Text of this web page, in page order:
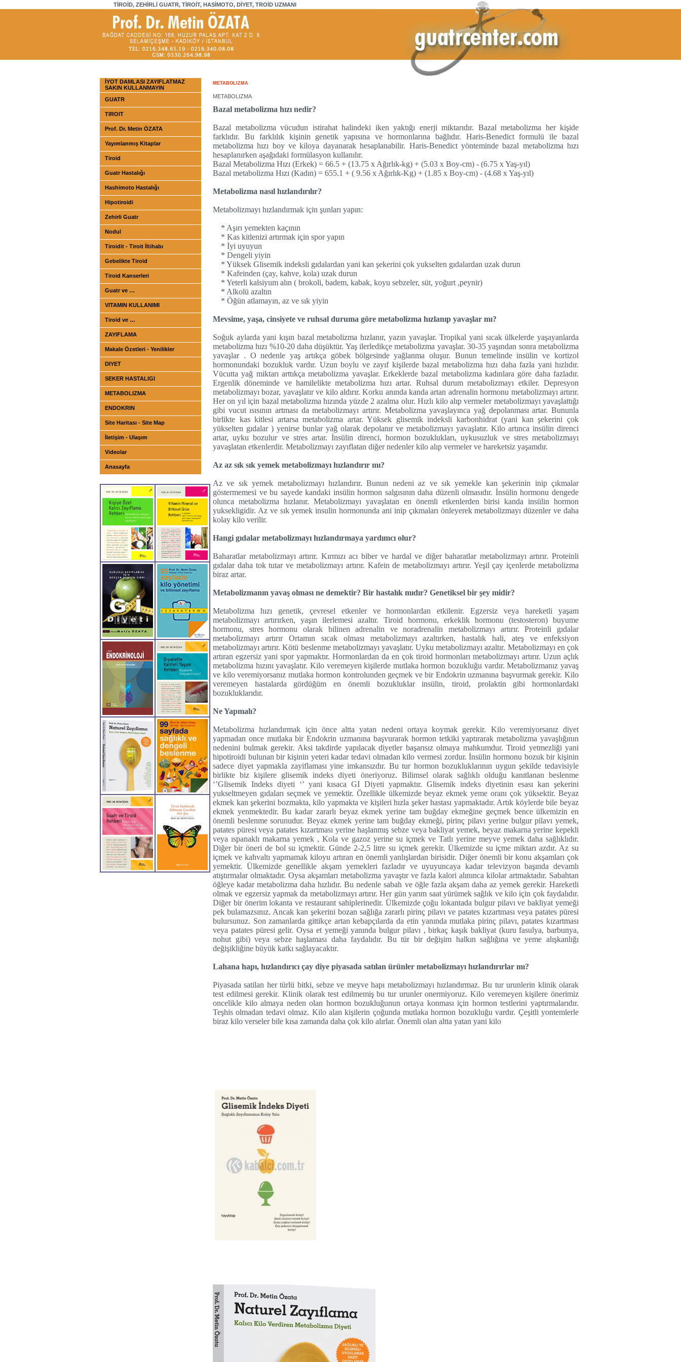
TİROİD, ZEHİRLİ GUATR, TİROİT, HASİMOTO, DİYET, TROİD UZMANI
İYOT DAMLASI ZAYIFLATMAZ
SAKIN KULLANMAYIN
GUATR
TIROIT
Prof. Dr. Metin ÖZATA
Yayımlanmış Kitaplar
Tiroid
Guatr Hastalığı
Hashimoto Hastalığı
Hipotiroidi
Zehirli Guatr
Nodul
Tiroidit - Tiroit İltihabı
Gebelikte Tiroid
Tiroid Kanserleri
Guatr ve …
VITAMIN KULLANIMI
Tiroid ve …
ZAYIFLAMA
Makale Özetleri - Yenilikler
DIYET
SEKER HASTALIGI
METABOLIZMA
ENDOKRIN
Site Haritası - Site Map
İletişim - Ulaşım
Videolar
Anasayfa
METABOLIZMA
METABOLIZMA
Bazal metabolizma hızı nedir?
Bazal metabolizma vücudun istirahat halindeki iken yaktığı enerji miktarıdır. Bazal metabolizma her kişide
farklıdır. Bu farklılık kişinin genetik yapısına ve hormonlarına bağlıdır. Haris-Benedict formulü ile bazal
metabolizma hızı boy ve kiloya dayanarak hesaplanabilir. Haris-Benedict yönteminde bazal metabolizma hızı
hesaplanırken aşağıdaki formülasyon kullanılır.
Bazal Metabolizma Hızı (Erkek) = 66.5 + (13.75 x Ağırlık-kg) + (5.03 x Boy-cm) - (6.75 x Yaş-yıl)
Bazal metabolizma Hızı (Kadın) = 655.1 + ( 9.56 x Ağırlık-Kg) + (1.85 x Boy-cm) - (4.68 x Yaş-yıl)
Metabolizma nasıl hızlandırılır?
Metabolizmayı hızlandırmak için şunları yapın:
* Aşırı yemekten kaçının
* Kas kitlenizi artırmak için spor yapın
* İyi uyuyun
* Dengeli yiyin
* Yüksek Glisemik indeksli gıdalardan yani kan şekerini çok yukselten gıdalardan uzak durun
* Kafeinden (çay, kahve, kola) uzak durun
* Yeterli kalsiyum alın ( brokoli, badem, kabak, koyu sebzeler, süt, yoğurt ,peynir)
* Alkolü azaltın
* Öğün atlamayın, az ve sık yiyin
Mevsime, yaşa, cinsiyete ve ruhsal duruma göre metabolizma hızlanıp yavaşlar mı?
Soğuk aylarda yani kışın bazal metabolizma hızlanır, yazın yavaşlar. Tropikal yani sıcak ülkelerde yaşayanlarda
metabolizma hızı %10-20 daha düşüktür. Yaş ilerledikçe metabolizma yavaşlar. 30-35 yaşından sonra metabolizma
yavaşlar . O nedenle yaş artıkça göbek bölgesinde yağlanma oluşur. Bunun temelinde insülin ve kortizol
hormonundaki bozukluk vardır. Uzun boylu ve zayıf kişilerde bazal metabolizma hızı daha fazla yani hızlıdır.
Vücutta yağ miktarı arttıkça metabolizma yavaşlar. Erkeklerde bazal metabolizma kadınlara göre daha fazladır.
Ergenlik döneminde ve hamilelikte metabolizma hızı artar. Ruhsal durum metabolizmayı etkiler. Depresyon
metabolizmayı bozar, yavaşlatır ve kilo aldırır. Korku anında kanda artan adrenalin hormonu metabolizmayı artırır.
Her on yıl için bazal metabolizma hızında yüzde 2 azalma olur. Hızlı kilo alıp vermeler metabolizmayı yavaşlattığı
gibi vucut ısısının artması da metabolizmayı artırır. Metabolizma yavaşlayınca yağ depolanması artar. Bununla
birlikte kas kitlesi artarsa metabolizma artar. Yüksek glisemik indeksli karbonhidrat (yani kan şekerini çok
yükselten gıdalar ) yenirse bunlar yağ olarak depolanır ve metabolizmayı yavaşlatır. Kilo artınca insülin direnci
artar, uyku bozulur ve stres artar. İnsülin direnci, hormon bozuklukları, uykusuzluk ve stres metabolizmayı
yavaşlatan etkenlerdir. Metabolizmayı zayıflatan diğer nedenler kilo alıp vermeler ve hareketsiz yaşamdır.
Az az sık sık yemek metabolizmayı hızlandırır mı?
Az ve sık yemek metabolizmayı hızlandırır. Bunun nedeni az ve sık yemekle kan şekerinin inip çıkmalar
göstermemesi ve bu sayede kandaki insülin hormon salgısının daha düzenli olmasıdır. İnsülin hormonu dengede
olunca metabolizma hızlanır. Metabolizmayı yavaşlatan en önemli etkenlerden birisi kanda insülin hormon
yuksekligidir. Az ve sık yemek insulin hormonunda ani inip çıkmaları önleyerek metabolizmayı düzenler ve daha
kolay kilo verilir.
Hangi gıdalar metabolizmayı hızlandırmaya yardımcı olur?
Baharatlar metabolizmayı artırır. Kırmızı acı biber ve hardal ve diğer baharatlar metabolizmayı artırır. Proteinli
gıdalar daha tok tutar ve metabolizmayı artırır. Kafein de metabolizmayı artırır. Yeşil çay içenlerde metabolizma
biraz artar.
Metabolizmanın yavaş olması ne demektir? Bir hastalık mıdır? Genetiksel bir şey midir?
Metabolizma hızı genetik, çevresel etkenler ve hormonlardan etkilenir. Egzersiz veya hareketli yaşam
metabolizmayı artırırken, yaşın ilerlemesi azaltır. Tiroid hormonu, erkeklik hormonu (testosteron) buyume
hormonu, stres hormonu olarak bilinen adrenalin ve noradrenalin metabolizmayı artırır. Proteinli gıdalar
metabolizmayı artırır Ortamın sıcak olması metabolizmayı azaltırken, hastalık hali, ateş ve enfeksiyon
metabolizmayı artırır. Kötü beslenme metabolizmayı yavaşlatır. Uyku metabolizmayı azaltır. Metabolizmayı en çok
artıran egzersiz yani spor yapmaktır. Hormonlardan da en çok tiroid hormonları metabolizmayı artırır. Uzun açlık
metabolizma hızını yavaşlatır. Kilo veremeyen kişilerde mutlaka hormon bozukluğu vardır. Metabolizmanız yavaş
ve kilo veremiyorsanız mutlaka hormon kontrolunden geçmek ve bir Endokrin uzmanına başvurmak gerekir. Kilo
veremeyen hastalarda gördüğüm en önemli bozukluklar insülin, tiroid, prolaktin gibi hormonlardaki
bozukluklarıdır.
Ne Yapmalı?
Metabolizma hızlandırmak için önce altta yatan nedeni ortaya koymak gerekir. Kilo veremiyorsanız diyet
yapmadan once mutlaka bir Endokrin uzmanına başvurarak hormon tetkiki yaptırarak metabolizma yavaşlığının
nedenini bulmak gerekir. Aksi takdirde yapılacak diyetler başarısız olmaya mahkumdur. Tiroid yetmezliği yani
hipotiroidi bulunan bir kişinin yeteri kadar tedavi olmadan kilo vermesi zordur. İnsülin hormonu bozuk bir kişinin
sadece diyet yapmakla zayiflaması yine imkansızdır. Bu tur hormon bozukluklarının uygun şekilde tedavisiyle
birlikte biz kişilere glisemik indeks diyeti öneriyoruz. Bilimsel olarak sağlıklı olduğu kanıtlanan beslenme
‘’Glisemik Indeks diyeti ‘’ yani kısaca GI Diyeti yapmaktır. Glisemik indeks diyetinin esası kan şekerini
yukseltmeyen gıdaları seçmek ve yemektir. Özellikle ülkemizde beyaz ekmek yeme oranı çok yüksektir. Beyaz
ekmek kan şekerini bozmakta, kilo yapmakta ve kişileri hızla şeker hastası yapmaktadır. Artık köylerde bile beyaz
ekmek yenmektedir. Bu kadar zararlı beyaz ekmek yerine tam buğday ekmeğine geçmek bence ülkemizin en
önemli beslenme sorunudur. Beyaz ekmek yerine tam buğday ekmeği, pirinç pilavı yerine bulgur pilavı yemek,
patates püresi veya patates kızartması yerine haşlanmış sebze veya bakliyat yemek, beyaz makarna yerine kepekli
veya ıspanaklı makarna yemek , Kola ve gazoz yerine su içmek ve Tatlı yerine meyve yemek daha sağlıklıdır.
Diğer bir öneri de bol su içmektir. Günde 2-2,5 litre su içmek gerekir. Ülkemizde su içme miktarı azdır. Az su
içmek ve kahvaltı yapmamak kiloyu artıran en önemli yanlışlardan birisidir. Diğer önemli bir konu akşamları çok
yemektir. Ülkemizde genellikle akşam yemekleri fazladır ve uyuyuncaya kadar televizyon başında devamlı
atıştırmalar olmaktadır. Oysa akşamları metabolizma yavaştır ve fazla kalori alınınca kilolar artmaktadır. Sabahtan
öğleye kadar metabolizma daha hızlıdır. Bu nedenle sabah ve öğle fazla akşam daha az yemek gerekir. Hareketli
olmak ve egzersiz yapmak da metabolizmayı artırır. Her gün yarım saat yürümek sağlık ve kilo için çok faydalıdır.
Diğer bir önerim lokanta ve restaurant sahiplerinedir. Ülkemizde çoğu lokantada bulgur pilavı ve bakliyat yemeği
pek bulamazsınız. Ancak kan şekerini bozan sağlığa zararlı pirinç pilavı ve patates kızartması veya patates püresi
bulursunuz. Son zamanlarda gittikçe artan kebapçılarda da etin yanında mutlaka pirinç pilavı, patates kızartması
veya patates püresi gelir. Oysa et yemeği yanında bulgur pilavı , birkaç kaşık bakliyat (kuru fasulya, barbunya,
nohut gibi) veya sebze haşlaması daha faydalıdır. Bu tür bir değişim halkın sağlığına ve yeme alışkanlığı
değişikliğine büyük katkı sağlayacaktır.
Lahana hapı, hızlandırıcı çay diye piyasada satılan ürünler metabolizmayı hızlandırırlar mı?
Piyasada satilan her türlü bitki, sebze ve meyve hapı metabolizmayı hızlandırmaz. Bu tur urunlerin klinik olarak
test edilmesi gerekir. Klinik olarak test edilmemiş bu tur urunler onermiyoruz. Kilo veremeyen kişilere önerimiz
oncelikle kilo almaya neden olan hormon bozukluğunun ortaya konması için hormon testlerini yaptırmalarıdır.
Teşhis olmadan tedavi olmaz. Kilo alan kişilerin çoğunda mutlaka hormon bozukluğu vardır. Çeşitli yontemlerle
biraz kilo verseler bile kısa zamanda daha çok kilo alırlar. Önemli olan altta yatan yani kilo